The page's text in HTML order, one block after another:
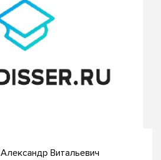
Витальевич